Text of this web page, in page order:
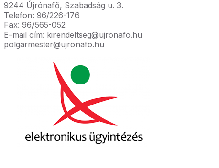
9244 Újrónafő, Szabadság u. 3.
Telefon: 96/226-176
Fax: 96/565-052
E-mail cím: kirendeltseg@ujronafo.hu
polgarmester@ujronafo.hu